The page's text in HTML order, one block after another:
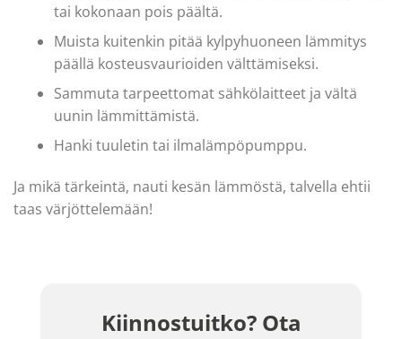
tai kokonaan pois päältä.
Muista kuitenkin pitää kylpyhuoneen lämmitys
päällä kosteusvaurioiden välttämiseksi.
Sammuta tarpeettomat sähkölaitteet ja vältä
uunin lämmittämistä.
Hanki tuuletin tai ilmalämpöpumppu.
Ja mikä tärkeintä, nauti kesän lämmöstä, talvella ehtii
taas värjöttelemään!
Kiinnostuitko? Ota